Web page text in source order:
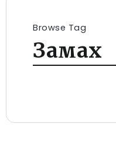
Browse Tag
Замах